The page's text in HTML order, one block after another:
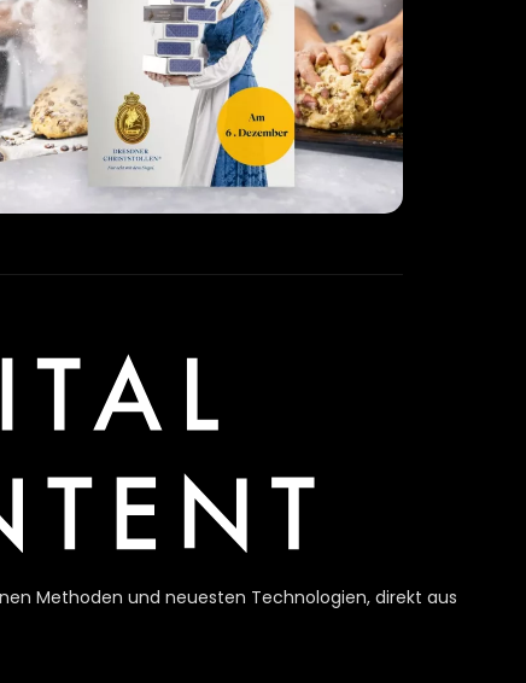
Methoden und neuesten Technologien, direkt aus